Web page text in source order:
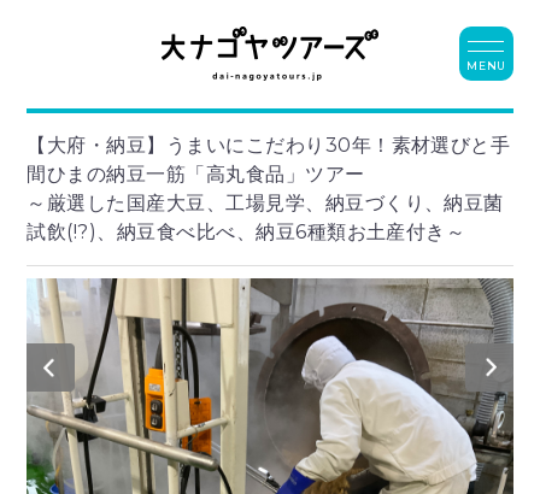
【大府・納豆】うまいにこだわり30年！素材選びと手
間ひまの納豆一筋「高丸食品」ツアー
～厳選した国産大豆、工場見学、納豆づくり、納豆菌
試飲(!?)、納豆食べ比べ、納豆6種類お土産付き～
MENU